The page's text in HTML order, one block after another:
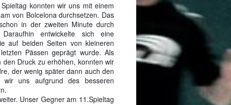
konnten wir uns mit einem
von Bolcelona durchsetzen. Das
in der zweiten Minute durch
entwickelte sich eine
auf beiden Seiten von kleineren
Pässen geprägt wurde. Als
den Druck zu erhöhen, konnten wir
der wenig später dann auch den
uns aufgrund des besseren
Unser Gegner am 11.Spieltag